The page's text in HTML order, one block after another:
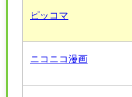
ピッコマ
ニコニコ漫画